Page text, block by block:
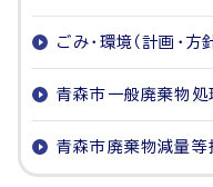
ごみ・環境（計画・方
青森市一般廃棄物処
青森市廃棄物減量等